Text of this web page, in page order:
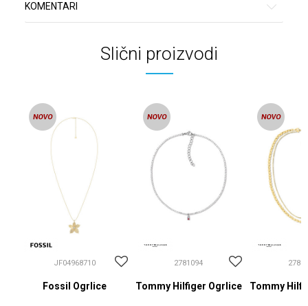
KOMENTARI
Slični proizvodi
JF04968710
Fossil Ogrlice
2781094
Tommy Hilfiger Ogrlice Tommy